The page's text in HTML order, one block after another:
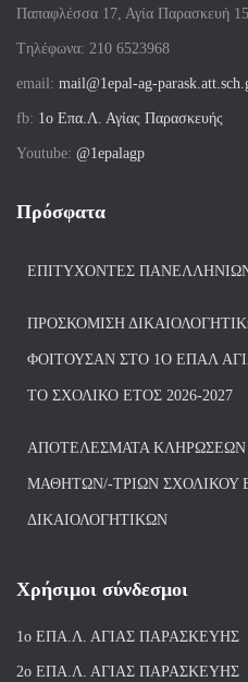
Παπαφλέσσα 17, Αγία Παρασκευή
Tηλέφωνα: 210 6523968
email: mail@1epal-ag-
fb: 1ο Επα.Λ. Αγίας Παρασκευής
Youtube: @1epalagp
Πρόσφατα
ΕΠΙΤΥΧΌΝΤΕΣ
ΠΡΟΣΚΌΜΙΣΗ
ΦΟΙΤΟΎΣΑΝ ΣΤΟ 1Ο ΕΠΑΛ
ΤΟ ΣΧΟΛΙΚΌ ΈΤΟΣ 2026-2027
ΑΠΟΤΕΛΈΣΜΑΤΑ ΚΛΗΡΏΣΕΩΝ
ΜΑΘΗΤΏΝ/-ΤΡΙΏΝ ΣΧΟΛΙΚΟΎ
ΔΙΚΑΙΟΛΟΓΗΤΙΚΏΝ
Χρήσιμοι σύνδεσμοι
1ο ΕΠΑ.Λ. ΑΓΙΑΣ ΠΑΡΑΣΚΕΥΗΣ
2ο ΕΠΑ.Λ. ΑΓΙΑΣ ΠΑΡΑΣΚΕΥΗΣ